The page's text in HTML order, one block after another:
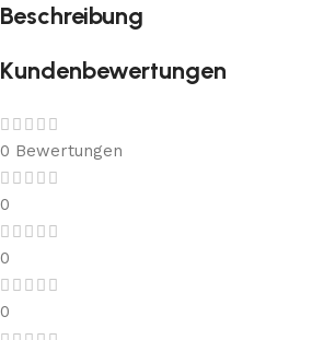
Beschreibung
Kundenbewertungen
0 Bewertungen
0
0
0